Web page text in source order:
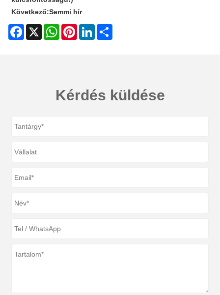
Következő:Semmi hír
Facebook
X WhatsAppPinterestLinkedIn
Kérdés küldése